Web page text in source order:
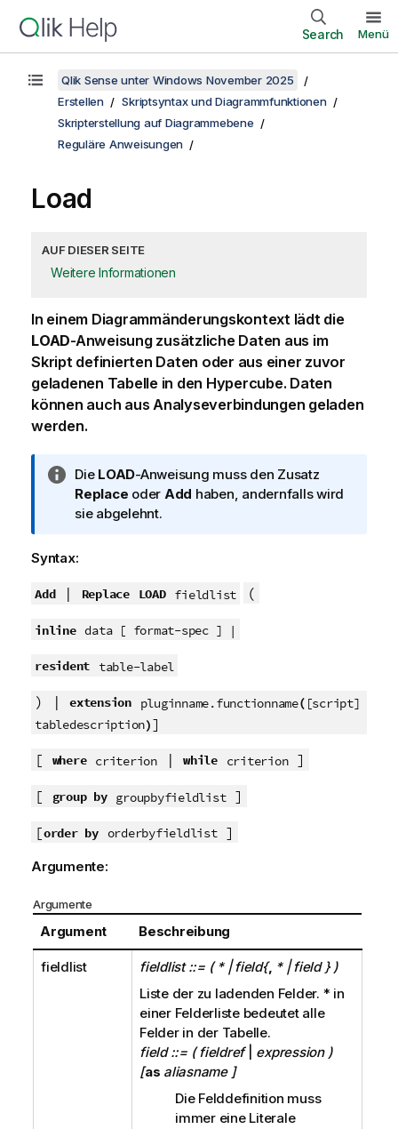
Search Menü
Qlik Sense unter Windows November 2025
Erstellen
Skriptsyntax und Diagrammfunktionen
Skripterstellung auf Diagrammebene
Reguläre Anweisungen
Load
AUF DIESER SEITE
Weitere Informationen
In einem Diagrammänderungskontext lädt die
LOAD-Anweisung zusätzliche Daten aus im
Skript definierten Daten oder aus einer zuvor
geladenen Tabelle in den Hypercube. Daten
können auch aus Analyseverbindungen geladen
werden.
I
n
f
r
i
n
h
i
w
i
Die LOAD-Anweisung muss den Zusatz
Replace oder Add haben, andernfalls wird
sie abgelehnt.
Syntax:
Add| Replace LOAD fieldlist (
inline data [ format-spec ] |
resident table-label
) | extension pluginname.functionname( [script]
tabledescription)]
[ where criterion| while criterion]
[ group by groupbyfieldlist]
[order by orderbyfieldlist]
Argumente:
Argumente
Argument Beschreibung
fieldlist fieldlist ::= ( * | field{, * | field } )
Liste der zu ladenden Felder. * in
einer Felderliste bedeutet alle
Felder in der Tabelle.
field ::= ( fieldref|
expression )
[as aliasname ]
Die Felddefinition muss
immer eine Literale